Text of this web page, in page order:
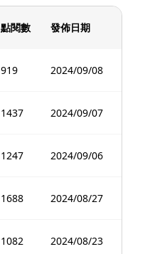
點閱數 發佈日期
919 2024/09/08
1437 2024/09/07
1247 2024/09/06
1688 2024/08/27
1082 2024/08/23